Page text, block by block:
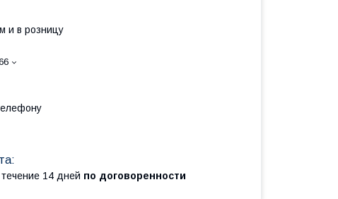
и в розницу
14 дней по договоренности